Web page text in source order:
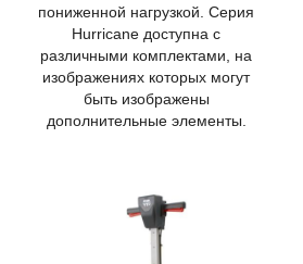
пониженной нагрузкой. Серия
Hurricane доступна с
различными комплектами, на
изображениях которых могут
быть изображены
дополнительные элементы.